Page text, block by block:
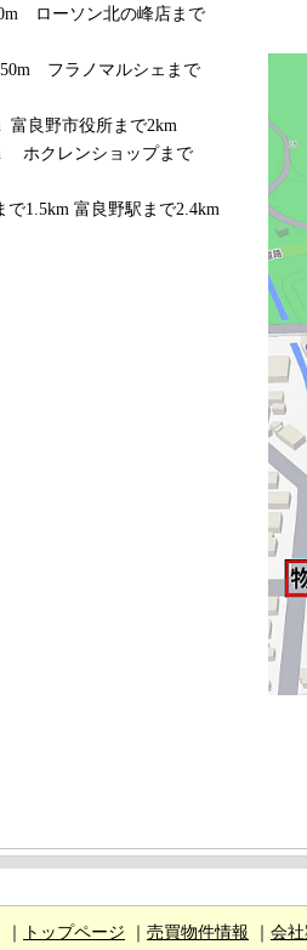
ローソン北の峰店まで
フラノマルシェ まで
富良野市役所まで2km
ホクレンショップまで
で1.5km 富良野駅まで2.4km
｜ トップページ ｜ 売買物件情報 ｜ 会